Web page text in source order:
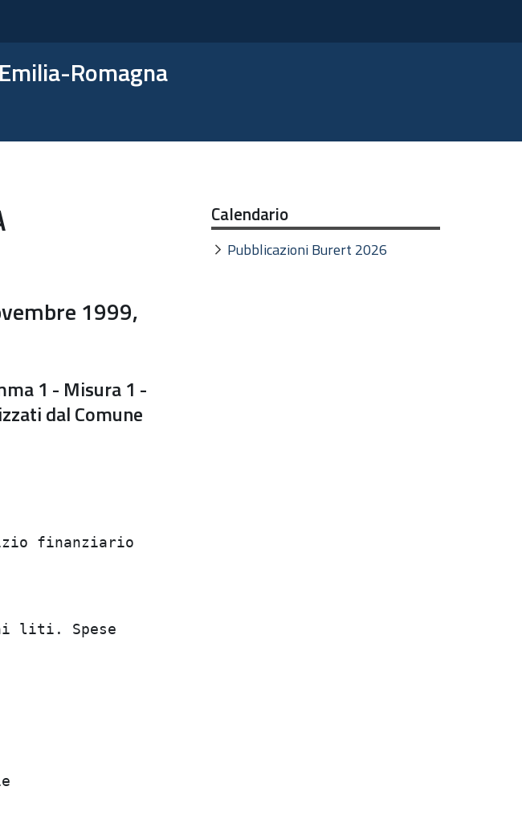
Romagna
1999,
1 - Misura 1 -
dal Comune
ROMAGNA
finanziario
SPESA
liti. Spese
441.776.795
441.776.795
obbligatorie
441.776.795
Calendario
Pubblicazioni Burert 2026